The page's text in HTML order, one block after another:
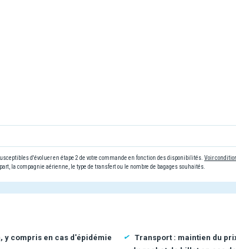
d'évoluer en étape 2 de votre commande en fonction des disponibilités. Voir
la compagnie aérienne, le type de transfert ou le nombre de bagages souhaités.
y compris en cas d'épidémie
Transport : maintien du